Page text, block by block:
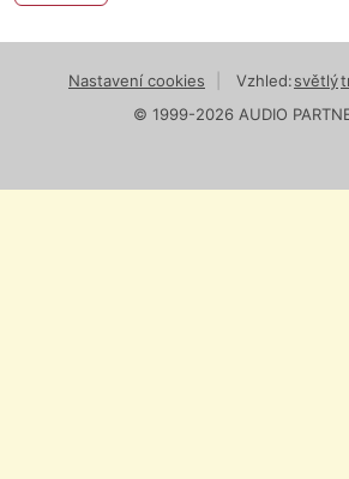
Nastavení cookies Vzhled:světlý
© 1999-2026 AUDIO